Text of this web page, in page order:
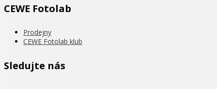
CEWE Fotolab
Prodejny
CEWE Fotolab klub
Sledujte nás